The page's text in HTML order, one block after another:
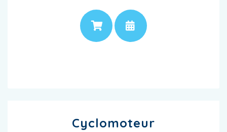
PRIX
Cyclomoteur